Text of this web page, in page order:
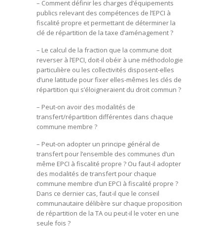
– Comment définir les charges d’équipements
publics relevant des compétences de l’EPCI à
fiscalité propre et permettant de déterminer la
clé de répartition de la taxe d’aménagement ?
– Le calcul de la fraction que la commune doit
reverser à l’EPCI, doit-il obéir à une méthodologie
particulière ou les collectivités disposent-elles
d’une latitude pour fixer elles-mêmes les clés de
répartition qui s’éloigneraient du droit commun ?
– Peut-on avoir des modalités de
transfert/répartition différentes dans chaque
commune membre ?
– Peut-on adopter un principe général de
transfert pour l’ensemble des communes d’un
même EPCI à fiscalité propre ? Ou faut-il adopter
des modalités de transfert pour chaque
commune membre d’un EPCI à fiscalité propre ?
Dans ce dernier cas, faut-il que le conseil
communautaire délibère sur chaque proposition
de répartition de la TA ou peut-il le voter en une
seule fois ?